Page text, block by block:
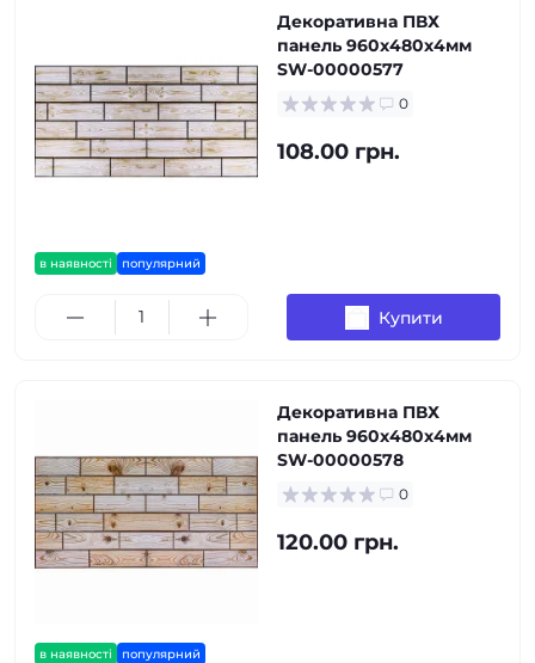
в наявності популярний
Декоративна ПВХ
панель 960х480х4мм
SW-00000577
0
108.00 грн.
Купити
в наявності популярний
Декоративна ПВХ
панель 960х480х4мм
SW-00000578
0
120.00 грн.